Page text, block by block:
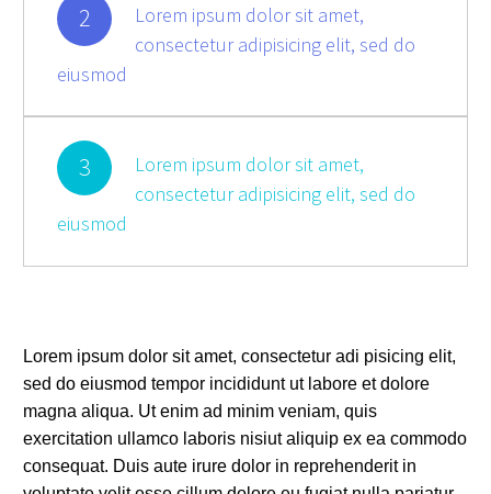
2
Lorem ipsum dolor sit amet,
consectetur adipisicing elit, sed do
eiusmod
3
Lorem ipsum dolor sit amet,
consectetur adipisicing elit, sed do
eiusmod
Lorem ipsum dolor sit amet, consectetur adi pisicing elit,
sed do eiusmod tempor incididunt ut labore et dolore
magna aliqua. Ut enim ad minim veniam, quis
exercitation ullamco laboris nisiut aliquip ex ea commodo
consequat. Duis aute irure dolor in reprehenderit in